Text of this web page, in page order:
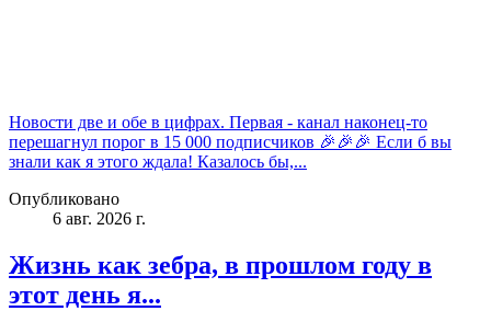
Новости две и обе в цифрах. Первая - канал наконец-то
перешагнул порог в 15 000 подписчиков 🎉🎉🎉 Если б вы
знали как я этого ждала! Казалось бы,...
Опубликовано
6 авг. 2026 г.
Жизнь как зебра, в прошлом году в
этот день я...